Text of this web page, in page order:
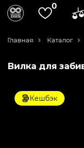
0
Главная Каталог
Вилка для
Кешбэк